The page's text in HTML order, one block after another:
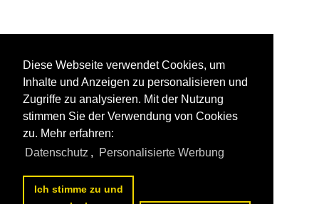
Diese Webseite verwendet Cookies, um
Inhalte und Anzeigen zu personalisieren und
Zugriffe zu analysieren. Mit der Nutzung
stimmen Sie der Verwendung von Cookies
zu. Mehr erfahren:
Datenschutz , Personalisierte Werbung
Ich stimme zu und